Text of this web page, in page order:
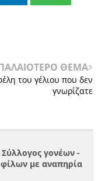
ΘΕΜΑ
του γέλιου που δεν
γνωρίζατε
γονέων -
με αναπηρία